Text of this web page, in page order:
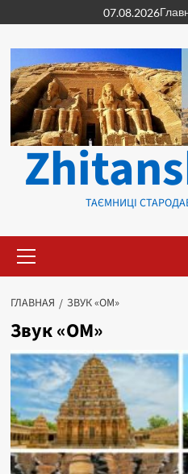
к
содержимому
07.08.2026
ТАЄМНИЦІ
меню
ГЛАВНАЯ ЗВУК «ОМ»
Звук «ОМ»